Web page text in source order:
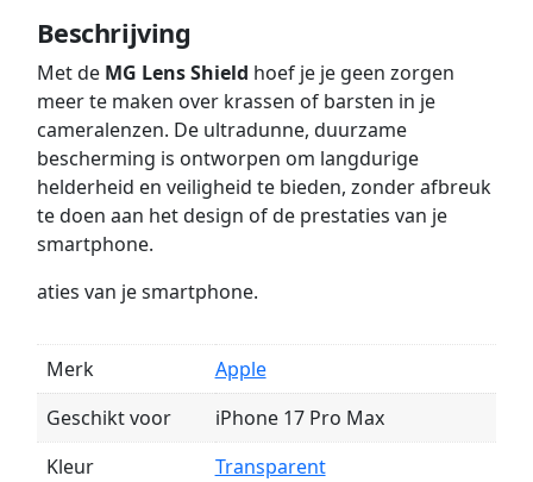
Beschrijving
Met de MG Lens Shield hoef je je geen zorgen
meer te maken over krassen of barsten in je
cameralenzen. De ultradunne, duurzame
bescherming is ontworpen om langdurige
helderheid en veiligheid te bieden, zonder afbreuk
te doen aan het design of de prestaties van je
smartphone.
aties van je smartphone.
Merk
Apple
Geschikt voor
iPhone 17 Pro Max
Kleur
Transparent